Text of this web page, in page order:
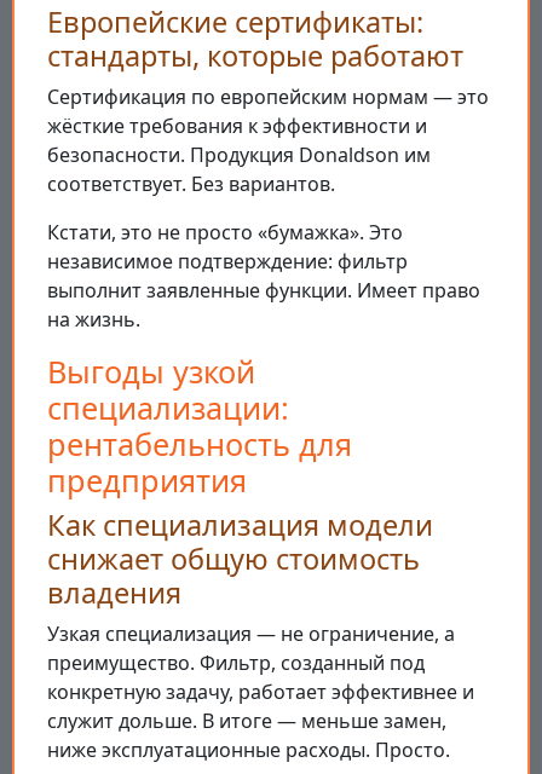
Европейские сертификаты:
стандарты, которые работают
Сертификация по европейским нормам — это
жёсткие требования к эффективности и
безопасности. Продукция Donaldson им
соответствует. Без вариантов.
Кстати, это не просто «бумажка». Это
независимое подтверждение: фильтр
выполнит заявленные функции. Имеет право
на жизнь.
Выгоды узкой
специализации:
рентабельность для
предприятия
Как специализация модели
снижает общую стоимость
владения
Узкая специализация — не ограничение, а
преимущество. Фильтр, созданный под
конкретную задачу, работает эффективнее и
служит дольше. В итоге — меньше замен,
ниже эксплуатационные расходы. Просто.